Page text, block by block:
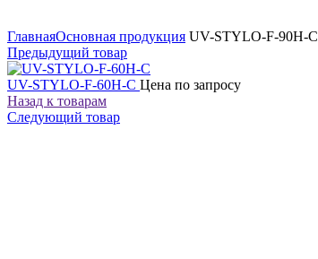
ГлавнаяОсновная продукция UV-STYLO-F-90H-C
Предыдущий товар
UV-STYLO-F-60H-C Цена по запросу
Назад к товарам
Следующий товар